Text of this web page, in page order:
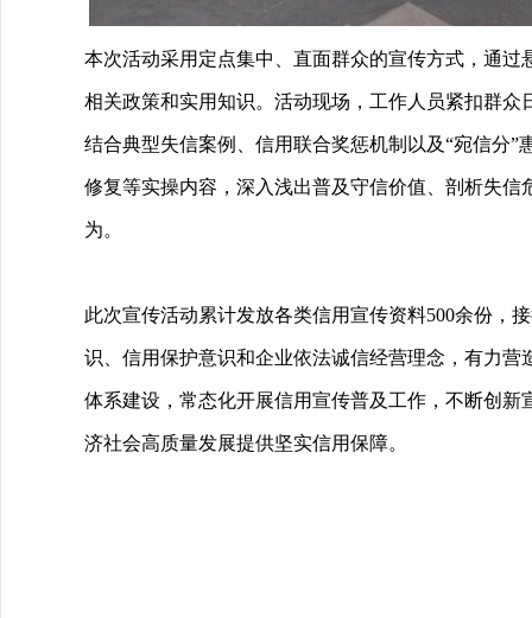
本次活动采用定点集中、直面群众的宣传方式，通
相关政策和实用知识。活动现场，工作人员紧扣群
结合典型失信案例、信用联合奖惩机制以及“宛信分”
修复等实操内容，深入浅出普及守信价值、剖析失
为。
此次宣传活动累计发放各类信用宣传资料500余份，
识、信用保护意识和企业依法诚信经营理念，有力
体系建设，常态化开展信用宣传普及工作，不断创
济社会高质量发展提供坚实信用保障。